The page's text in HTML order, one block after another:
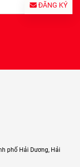
ĐĂNG KÝ
phố Hải Dương, Hải